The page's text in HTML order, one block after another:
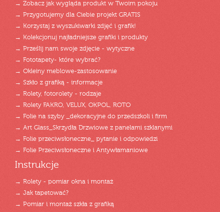
→ Zobacz jak wygląda produkt w Twoim pokoju
→ Przygotujemy dla Ciebie projekt GRATIS
→ Korzystaj z wyszukiwarki zdjęć i grafik!
→ Kolekcjonuj najładniejsze grafiki i produkty
→ Prześlij nam swoje zdjęcie - wytyczne
→ Fototapety- które wybrać?
→ Okleiny meblowe-zastosowanie
→ Szkło z grafiką - informacje
→ Rolety, fotorolety - rodzaje
→ Rolety FAKRO, VELUX, OKPOL, ROTO
→ Folie na szyby _dekoracyjne do przedszkoli i firm
→ Art Glass_Skrzydła Drzwiowe z panelami szklanymi
→ Folie przeciwsłoneczne_ pytanie i odpowiedzi
→ Folie Przeciwsłoneczne i Antywłamaniowe
Instrukcje
→ Rolety - pomiar okna i montaż
→ Jak tapetować?
→ Pomiar i montaż szkła z grafiką